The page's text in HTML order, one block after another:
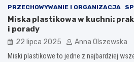
PRZECHOWYWANIE I ORGANIZACJA
Miska plastikowa w kuchni:
i porady
22 lipca 2025 Anna Olszewska
Miski plastikowe to jedne z najbardziej